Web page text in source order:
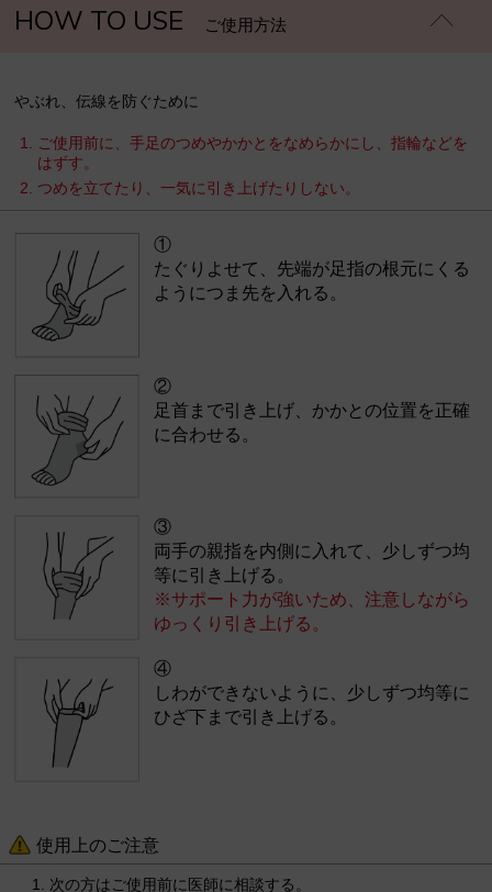
HOW TO USE ご使用方法
やぶれ、伝線を防ぐために
ご使用前に、手足のつめやかかとをなめらかにし、指輪などを
はずす。
つめを立てたり、一気に引き上げたりしない。
①
たぐりよせて、先端が足指の根元にくる
ようにつま先を入れる。
②
足首まで引き上げ、かかとの位置を正確
に合わせる。
③
両手の親指を内側に入れて、少しずつ均
等に引き上げる。
※サポート力が強いため、注意しながら
ゆっくり引き上げる。
④
しわができないように、少しずつ均等に
ひざ下まで引き上げる。
使用上のご注意
次の方はご使用前に医師に相談する。